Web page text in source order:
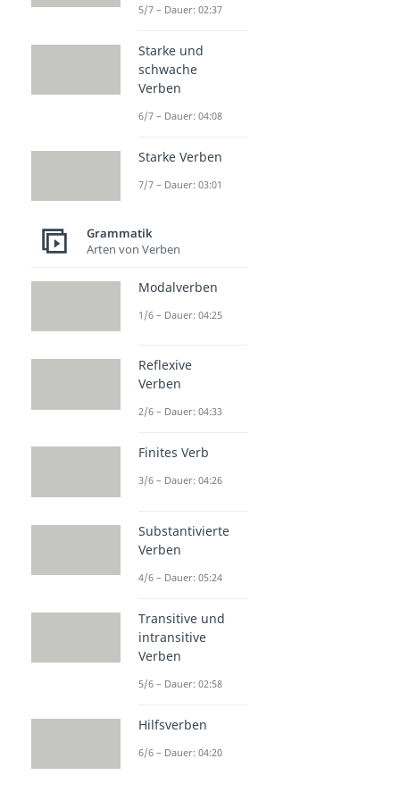
5/7 – Dauer: 02:37
Starke und
schwache
Verben
6/7 – Dauer: 04:08
Starke Verben
7/7 – Dauer: 03:01
Grammatik
Arten von Verben
Modalverben
1/6 – Dauer: 04:25
Reflexive
Verben
2/6 – Dauer: 04:33
Finites Verb
3/6 – Dauer: 04:26
Substantivierte
Verben
4/6 – Dauer: 05:24
Transitive und
intransitive
Verben
5/6 – Dauer: 02:58
Hilfsverben
6/6 – Dauer: 04:20